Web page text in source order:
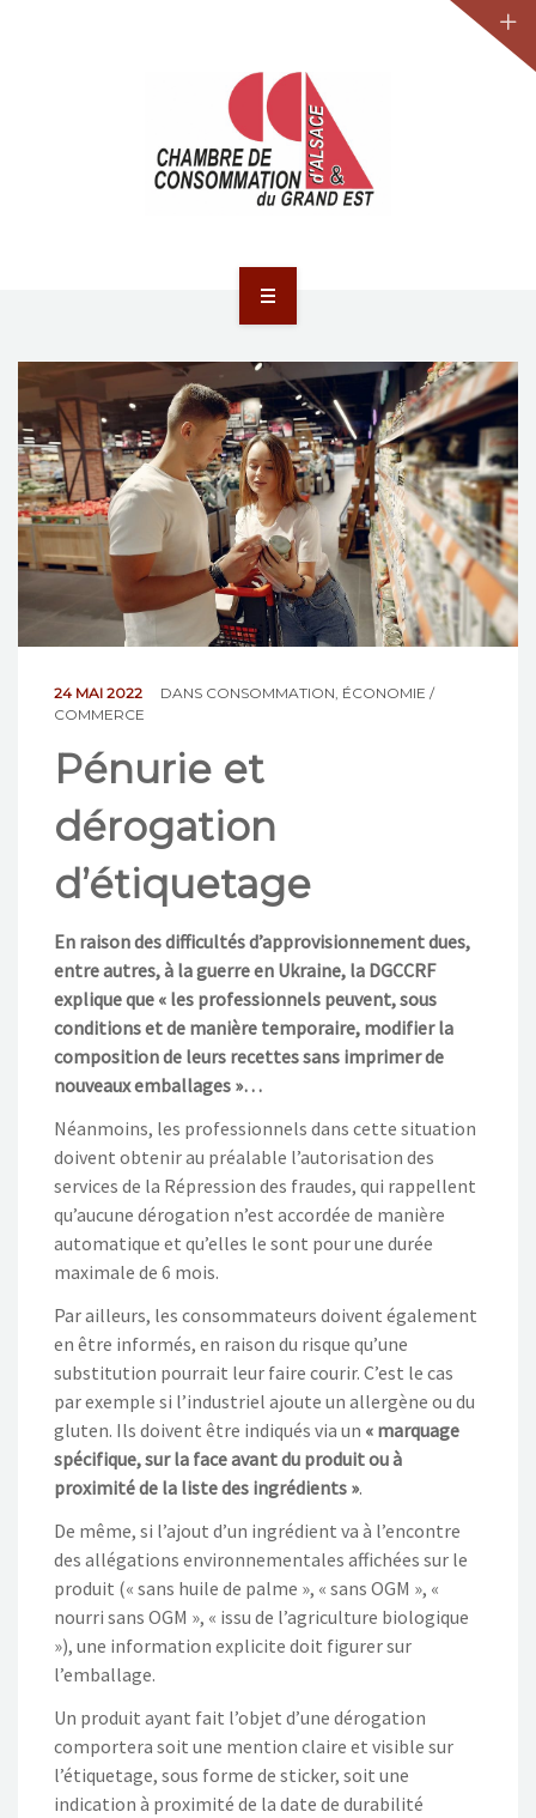
ACTUALITÉS
JURIDIQUE
LA CCA-GE
NOS ACTIONS
CONTACT
24 MAI 2022 DANS CONSOMMATION ÉCONOMIE /
COMMERCE
Pénurie et
dérogation
d’étiquetage
En raison des difficultés d’approvisionnement dues,
entre autres, à la guerre en Ukraine, la DGCCRF
explique que « les professionnels peuvent, sous
conditions et de manière temporaire, modifier la
composition de leurs recettes sans imprimer de
nouveaux emballages »…
Néanmoins, les professionnels dans cette situation
doivent obtenir au préalable l’autorisation des
services de la Répression des fraudes, qui rappellent
qu’aucune dérogation n’est accordée de manière
automatique et qu’elles le sont pour une durée
maximale de 6 mois.
Par ailleurs, les consommateurs doivent également
en être informés, en raison du risque qu’une
substitution pourrait leur faire courir. C’est le cas
par exemple si l’industriel ajoute un allergène ou du
gluten. Ils doivent être indiqués via un « marquage
spécifique, sur la face avant du produit ou à
proximité de la liste des ingrédients ».
De même, si l’ajout d’un ingrédient va à l’encontre
des allégations environnementales affichées sur le
produit (« sans huile de palme », « sans OGM », «
nourri sans OGM », « issu de l’agriculture biologique
»), une information explicite doit figurer sur
l’emballage.
Un produit ayant fait l’objet d’une dérogation
comportera soit une mention claire et visible sur
l’étiquetage, sous forme de sticker, soit une
indication à proximité de la date de durabilité